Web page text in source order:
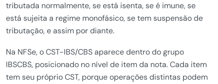
tributada normalmente, se está isenta, se é imune, se
está sujeita a regime monofásico, se tem suspensão de
tributação, e assim por diante.
Na NFSe, o CST-IBS/CBS aparece dentro do grupo
IBSCBS, posicionado no nível de item da nota. Cada item
tem seu próprio CST, porque operações distintas podem